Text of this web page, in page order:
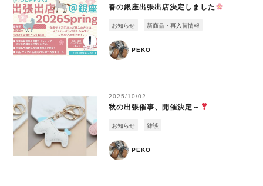
春の銀座出張出店決定しました
PEKO
お知らせ 新商品・再入荷情報
2025/10/02
秋の出張催事、開催決定～
PEKO
お知らせ 雑談